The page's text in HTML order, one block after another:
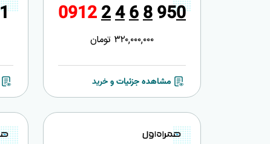
09122468950
320,000,000 تومان
مشاهده جزئیات و خرید
1